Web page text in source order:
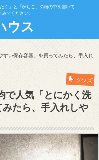
く」と「かちこ」の頭の中を書いて
てください。
ウス
い保存容器」を買ってみたら、手入れ
グッズ
で人気「とにかく洗
たら、手入れしや